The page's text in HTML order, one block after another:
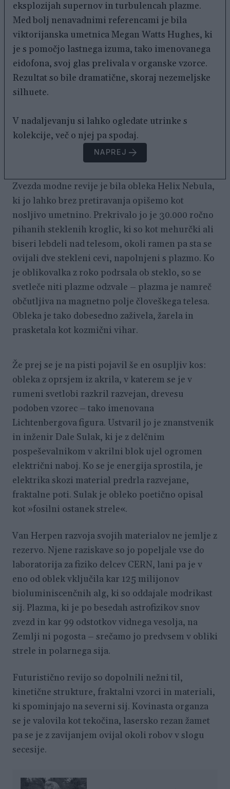
eksplozijah supernov in turbulencah plazme.
Med bolj nenavadnimi referencami je bila
viktorijanska umetnica Megan Watts Hughes, ki
je s pomočjo lastnega izuma, tako imenovanega
eidofona, svoj glas prelivala v organske vzorce.
Rezultat so bile dramatične, skoraj nezemeljske
silhuete.
V nadaljevanju si lahko ogledate utrinke s
kolekcije, več o njej pa spodaj.
NAPREJ
Zvezda modne revije je bila obleka Helix Nebula,
ki jo lahko brez pretiravanja opišemo kot
nosljivo umetnino. Prekrivalo jo je 30.000 ročno
pihanih steklenih kroglic, ki so kot mehurčki ali
biseri lebdeli nad telesom, okoli ramen pa sta se
ovijali dve stekleni cevi, napolnjeni s plazmo. Ko
je oblikovalka z roko podrsala ob steklo, so se
svetleče niti plazme odzvale – plazma je namreč
občutljiva na magnetno polje človeškega telesa.
Obleka je tako dobesedno zaživela, žarela in
prasketala kot kozmični vihar.
Že prej se je na pisti pojavil še en osupljiv kos:
obleka z oprsjem iz akrila, v katerem se je v
rumeni svetlobi razkril razvejan, drevesu
podoben vzorec – tako imenovana
Lichtenbergova figura. Ustvaril jo je znanstvenik
in inženir Dale Sulak, ki je z delčnim
pospeševalnikom v akrilni blok ujel ogromen
električni naboj. Ko se je energija sprostila, je
elektrika skozi material predrla razvejane,
fraktalne poti. Sulak je obleko poetično opisal
kot »fosilni ostanek strele«.
Van Herpen razvoja svojih materialov ne jemlje z
rezervo. Njene raziskave so jo popeljale vse do
laboratorija za fiziko delcev CERN, lani pa je v
eno od oblek vključila kar 125 milijonov
bioluminiscenčnih alg, ki so oddajale modrikast
sij. Plazma, ki je po besedah astrofizikov snov
zvezd in kar 99 odstotkov vidnega vesolja, na
Zemlji ni pogosta – srečamo jo predvsem v obliki
strele in polarnega sija.
Futuristično revijo so dopolnili nežni til,
kinetične strukture, fraktalni vzorci in materiali,
ki spominjajo na severni sij. Kovinasta organza
se je valovila kot tekočina, lasersko rezan žamet
pa se je z zavijanjem ovijal okoli robov v slogu
secesije.